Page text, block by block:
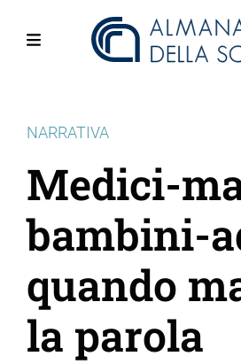
NARRATIVA
Medici-
bambini-
quando
la parola